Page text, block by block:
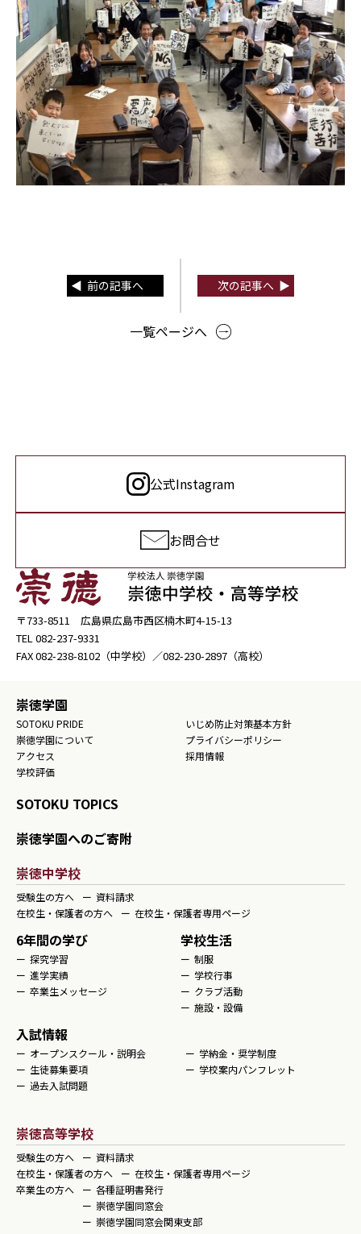
前の記事へ 次の記事へ
一覧ページへ
〒733-8511 広島県広島市西区楠木町4-15-13
TEL082-237-9331
FAX082-238-8102 （中学校）／082-230-2897 （高校）
お問合せ
公式Instagram
崇徳学園
SOTOKU PRIDE
崇徳学園について
アクセス
学校評価
いじめ防止対策基本方針
プライバシーポリシー
採用情報
SOTOKU TOPICS
崇徳学園へのご寄附
崇徳中学校
受験生の方へ
資料請求
在校生・保護者の方へ
在校生・保護者専用ページ
6年間の学び
探究学習
進学実績
卒業生メッセージ
学校生活
制服
学校行事
クラブ活動
施設・設備
入試情報
オープンスクール・説明会
生徒募集要項
過去入試問題
学納金・奨学制度
学校案内パンフレット
崇徳高等学校
受験生の方へ
資料請求
在校生・保護者の方へ
在校生・保護者専用ページ
卒業生の方へ
各種証明書発行
崇徳学園同窓会
崇徳学園同窓会関東支部